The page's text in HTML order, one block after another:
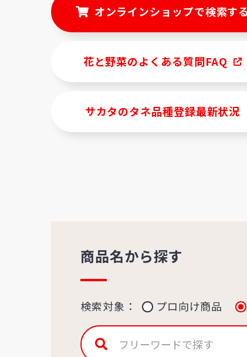
オンラインショップで検索する
花と野菜のよくある質問FAQ
サカタのタネ品種登録最新状況
商品名から探す
検索対象： プロ向け商品